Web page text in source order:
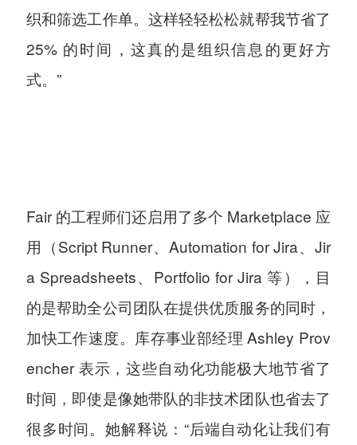
织和筛选工作单。这样轻轻松松就帮我节省了
25% 的时间，这真的是组织信息的更好方
式。”
Fair 的工程师们还启用了多个 Marketplace 应
用（Script Runner、Automation for Jira、Jir
a Spreadsheets、Portfolio for Jira 等），目
的是帮助全公司团队在提供优质服务的同时，
加快工作速度。库存事业部经理 Ashley Prov
encher 表示，这些自动化功能极大地节省了
时间，即使是像她带队的非技术团队也省去了
很多时间。她解释说：“后端自动化让我们有